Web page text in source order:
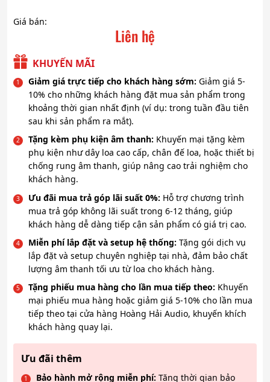
Giá bán:
Liên hệ
KHUYẾN MÃI
Giảm giá trực tiếp cho khách hàng sớm: Giảm giá 5-
10% cho những khách hàng đặt mua sản phẩm trong
khoảng thời gian nhất định (ví dụ: trong tuần đầu tiên
sau khi sản phẩm ra mắt).
Tặng kèm phụ kiện âm thanh: Khuyến mại tặng kèm
phụ kiện như dây loa cao cấp, chân đế loa, hoặc thiết bị
chống rung âm thanh, giúp nâng cao trải nghiệm cho
khách hàng.
Ưu đãi mua trả góp lãi suất 0%: Hỗ trợ chương trình
mua trả góp không lãi suất trong 6-12 tháng, giúp
khách hàng dễ dàng tiếp cận sản phẩm có giá trị cao.
Miễn phí lắp đặt và setup hệ thống: Tặng gói dịch vụ
lắp đặt và setup chuyên nghiệp tại nhà, đảm bảo chất
lượng âm thanh tối ưu từ loa cho khách hàng.
Tặng phiếu mua hàng cho lần mua tiếp theo: Khuyến
mại phiếu mua hàng hoặc giảm giá 5-10% cho lần mua
tiếp theo tại cửa hàng Hoàng Hải Audio, khuyến khích
khách hàng quay lại.
Ưu đãi thêm
Bảo hành mở rộng miễn phí: Tăng thời gian bảo